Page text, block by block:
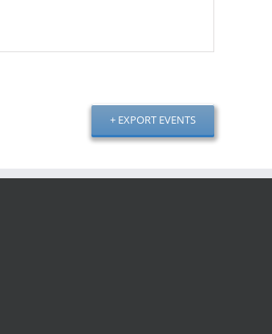
+ EXPORT EVENTS